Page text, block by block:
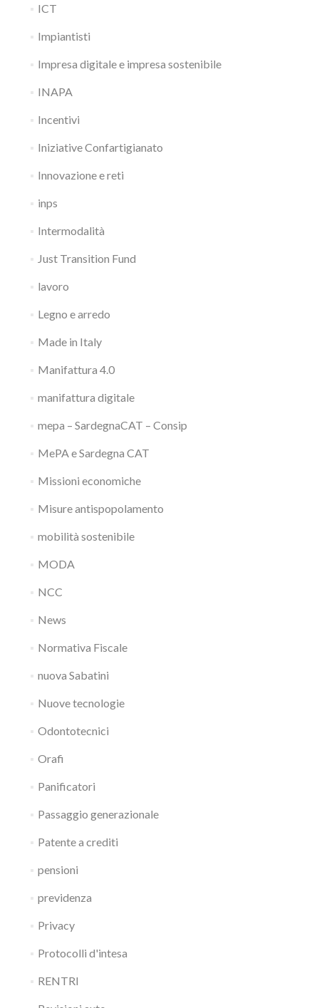
ICT
Impiantisti
Impresa digitale e impresa sostenibile
INAPA
Incentivi
Iniziative Confartigianato
Innovazione e reti
inps
Intermodalità
Just Transition Fund
lavoro
Legno e arredo
Made in Italy
Manifattura 4.0
manifattura digitale
mepa – SardegnaCAT – Consip
MePA e Sardegna CAT
Missioni economiche
Misure antispopolamento
mobilità sostenibile
MODA
NCC
News
Normativa Fiscale
nuova Sabatini
Nuove tecnologie
Odontotecnici
Orafi
Panificatori
Passaggio generazionale
Patente a crediti
pensioni
previdenza
Privacy
Protocolli d'intesa
RENTRI